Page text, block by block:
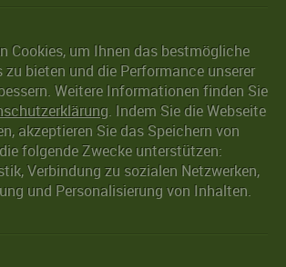
Cookies, um Ihnen das bestmögliche
zu bieten und die Performance unserer
Weitere Informationen finden Sie
. Indem Sie die Webseite
akzeptieren Sie das Speichern von
folgende Zwecke unterstützen:
Verbindung zu sozialen Netzwerken,
und Personalisierung von Inhalten.